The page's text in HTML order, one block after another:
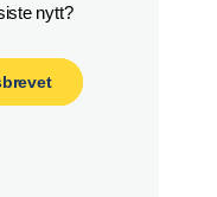
Vil du være først med siste nytt?